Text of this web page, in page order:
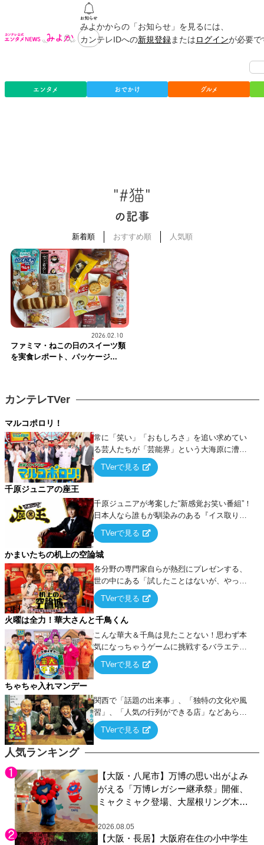
みよかからの「お知らせ」を見るには、
カンテレIDへの新規登録またはログインが必要
エンタメ おでかけ グルメ
"#猫"
の記事
新着順 おすすめ順 人気順
2026.02.10
ファミマ・ねこの日のスイーツ類
を実食レポート、パッケージ...
人気ランキング
【大阪・八尾市】万博の思い出がよみ
がえる「万博レガシー継承祭」開催、
ミャクミャク登場、大屋根リング木材
展示も
2026.08.05
【大阪・長居】大阪府在住の小中学生
カンテレTVer
マルコポロリ！
常に「笑い」「おもしろさ」を追い求めてい
る芸人たちが「芸能界」という大海原に漕ぎ
出でて、新たなオモシロ人間を発掘する！
TVerで見る
千原ジュニアの座王
千原ジュニアが考案した“新感覚お笑い番組”！
日本人なら誰もが馴染みのある『イス取りゲ
ーム』をベースに、大喜利・ギャグ・モノボ
ケ・歌…など様々なお題で芸人がショートネ
タを競い合う！
TVerで見る
かまいたちの机上の空論城
各分野の専門家自らが熱烈にプレゼンする、
世の中にある「試したことはないが、やって
みたらこうなる！…ハズ」という“机上の空
論”に若手芸人らがカラダを張って挑む！
TVerで見る
火曜は全力！華大さんと千鳥くん
こんな華大＆千鳥は見たことない！思わず本
気になっちゃうゲームに挑戦するバラエティ
ー！
TVerで見る
ちゃちゃ入れマンデー
関西で「話題の出来事」、「独特の文化や風
習」、「人気の行列ができる店」などあらゆ
るテーマについて好き放題にちゃちゃを入れ
ていく関西色を前面に押し出したトークバラ
TVerで見る